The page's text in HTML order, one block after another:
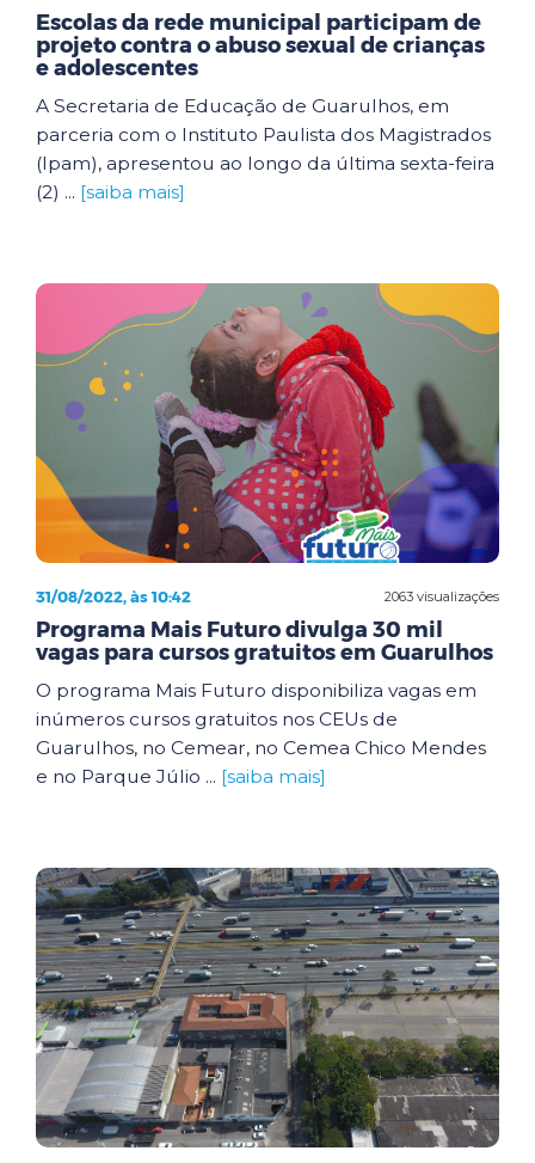
Escolas da rede municipal participam de
projeto contra o abuso sexual de crianças
e adolescentes
A Secretaria de Educação de Guarulhos, em
parceria com o Instituto Paulista dos Magistrados
(Ipam), apresentou ao longo da última sexta-feira
(2) ... [saiba mais]
2063 visualizações
31/08/2022, às 10:42
Programa Mais Futuro divulga 30 mil
vagas para cursos gratuitos em Guarulhos
O programa Mais Futuro disponibiliza vagas em
inúmeros cursos gratuitos nos CEUs de
Guarulhos, no Cemear, no Cemea Chico Mendes
e no Parque Júlio ... [saiba mais]